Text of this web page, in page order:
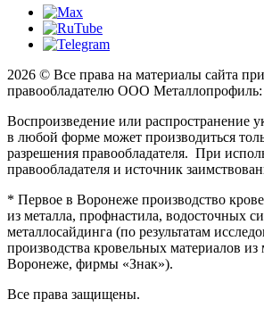
2026 © Все права на материалы сайта
правообладателю ООО
Воспроизведение или распространение
в любой форме может производиться
разрешения правообладателя. При
правообладателя и источник
* Первое в Воронеже производство
из металла, профнастила, водосточных
металлосайдинга (по результатам
производства кровельных материалов из
Воронеже, фирмы «Знак»).
Все права защищены.